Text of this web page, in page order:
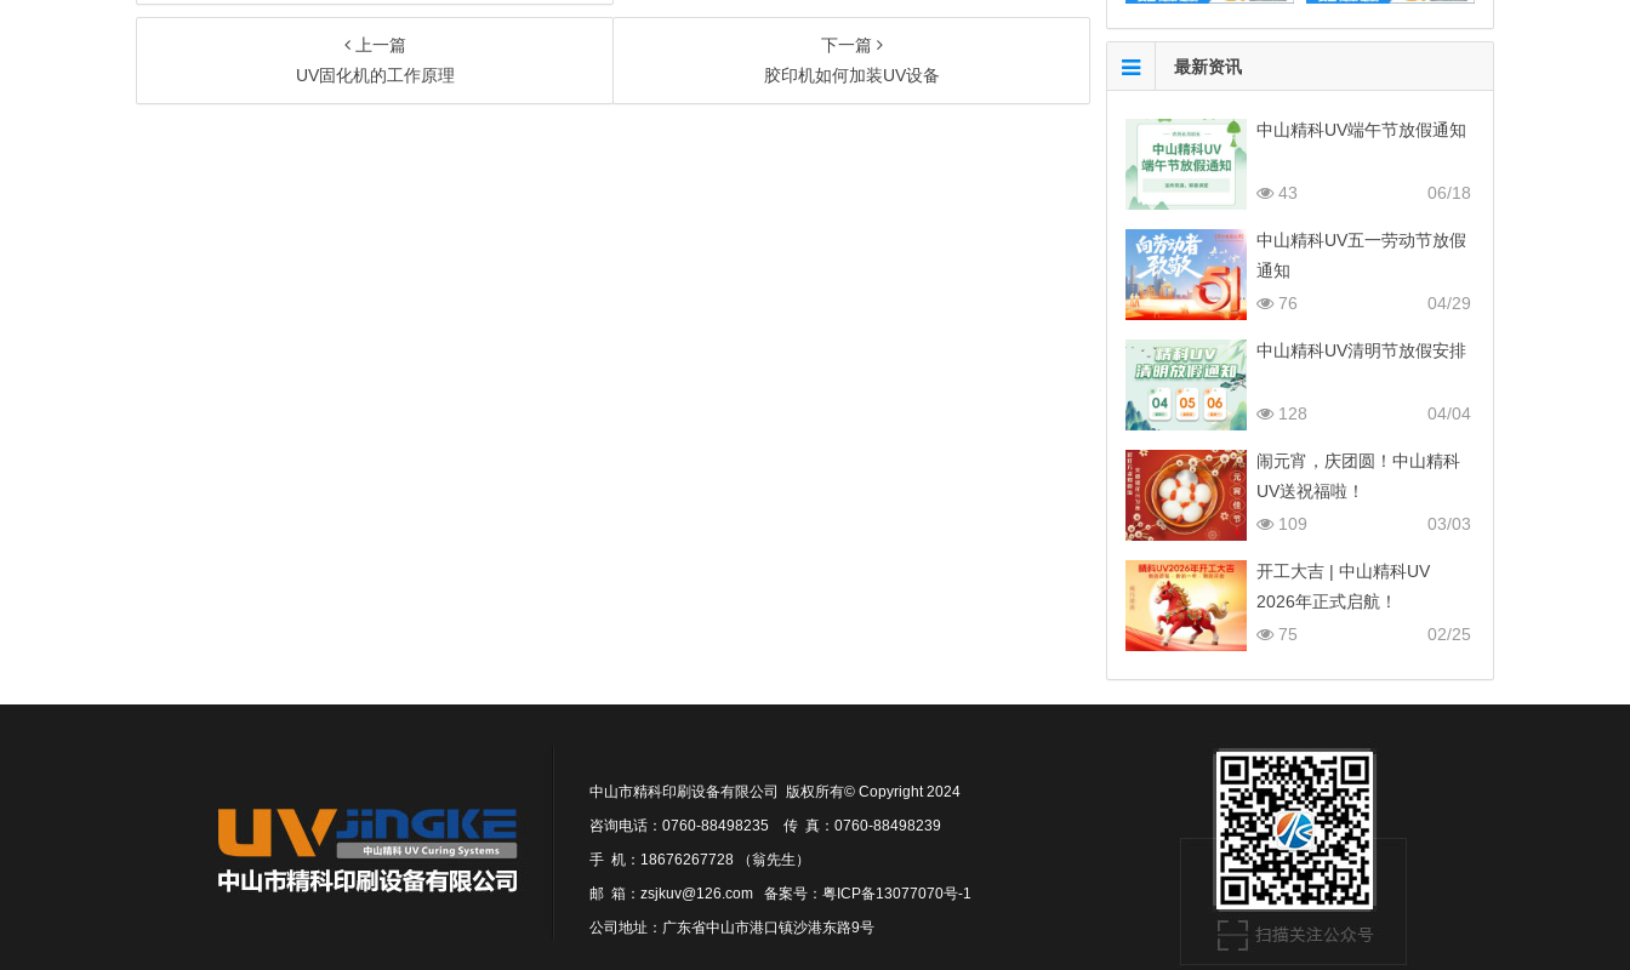
上一篇
UV固化机的工作原理
下一篇
胶印机如何加装UV设备
最新资讯
中山精科UV端午节放假通知
06/18
43
中山精科UV五一劳动节放假
通知
04/29
76
中山精科UV清明节放假安排
04/04
128
闹元宵，庆团圆！中山精科
UV送祝福啦！
03/03
109
开工大吉 | 中山精科UV
2026年正式启航！
02/25
75
中山市精科印刷设备有限公司 版权所有© Copyright 2024
咨询电话：0760-88498235 传 真：0760-88498239
手 机：18676267728 （翁先生）
邮 箱：zsjkuv@126.com 备案号： 粤ICP备13077070号-1
公司地址：广东省中山市港口镇沙港东路9号